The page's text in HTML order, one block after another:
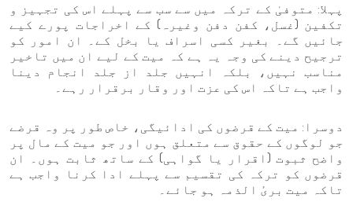
پہلا: متوفیٰ کے ترکہ میں سے سب سے پہلے اس کی تجہیز و
تکفین (غسل، کفن دفن وغیرہ) کے اخراجات پورے کیے
جائیں گے۔ بغیر کسی اسراف یا بخل کے۔ ان امور کو
ترجیح دینے کی وجہ یہ ہے کہ میت کے لیے ان میں تاخیر
مناسب نہیں، بلکہ انہیں جلد از جلد انجام دینا
واجب ہے تاکہ اس کی عزت اور وقار برقرار رہے۔
دوسرا: میت کے قرضوں کی ادائیگی، خاص طور پر وہ قرضے
جو لوگوں کے حقوق سے متعلق ہوں اور جو میت کے مال پر
واضح ثبوت (اقرار یا گواہی) کے ساتھ ثابت ہوں۔ ان
قرضوں کو ترکہ کی تقسیم سے پہلے ادا کرنا واجب ہے
تاکہ میت بریٔ الذمہ ہو جائے۔